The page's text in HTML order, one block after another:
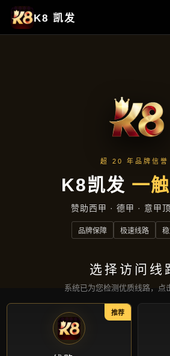
公司动态
首页 公司动态